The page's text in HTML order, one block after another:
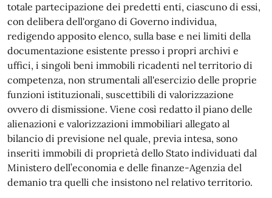
totale partecipazione dei predetti enti, ciascuno di essi,
con delibera dell'organo di Governo individua,
redigendo apposito elenco, sulla base e nei limiti della
documentazione esistente presso i propri archivi e
uffici, i singoli beni immobili ricadenti nel territorio di
competenza, non strumentali all'esercizio delle proprie
funzioni istituzionali, suscettibili di valorizzazione
ovvero di dismissione. Viene così redatto il piano delle
alienazioni e valorizzazioni immobiliari allegato al
bilancio di previsione nel quale, previa intesa, sono
inseriti immobili di proprietà dello Stato individuati dal
Ministero dell’economia e delle finanze-Agenzia del
demanio tra quelli che insistono nel relativo territorio.